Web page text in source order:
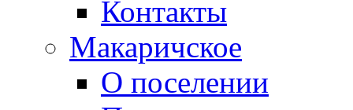
Контакты
Макаричское
О поселении